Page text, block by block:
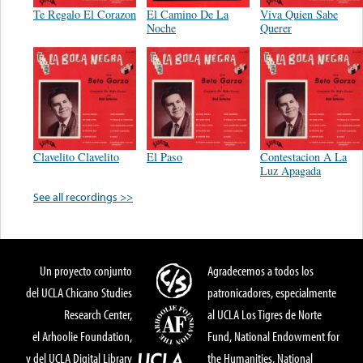
Te Regalo El Corazon
El Camino De La
Noche
Viva Quien Sabe
Querer
Clavelito Clavelito El Paso
Contestacion A La
Luz Apagada
See all recordings >>
Un proyecto conjunto
del UCLA Chicano Studies
Research Center,
el Arhoolie Foundation,
y del UCLA Digital Library
Agradecemos a todos los
patronicadores, especialmente
al UCLA Los Tigres de Norte
Fund, National Endowment for
the Humanities, National